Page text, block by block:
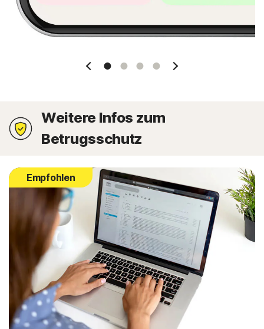
1 Slide2 Slide3 Slide4 Slide
Weitere Infos zum
Betrugsschutz
Empfohlen